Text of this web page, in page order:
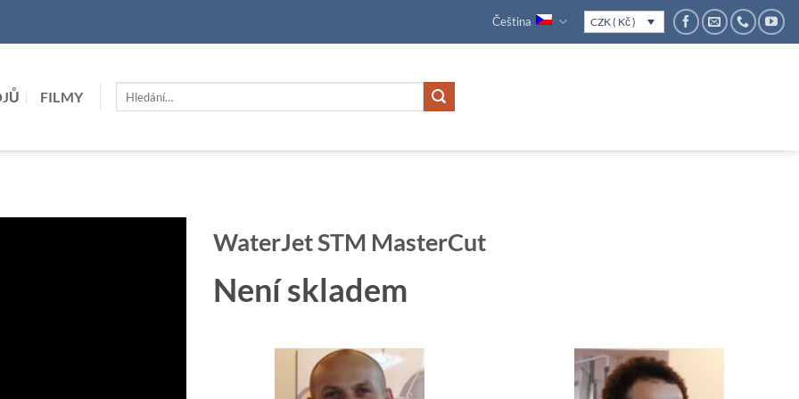
Čeština CZK ( Kč )
FILMY Hledat:
WaterJet STM MasterCut
Není skladem